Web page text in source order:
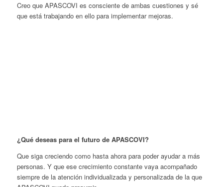
Creo que APASCOVI es consciente de ambas cuestiones y sé
que está trabajando en ello para implementar mejoras.
¿Qué deseas para el futuro de APASCOVI?
Que siga creciendo como hasta ahora para poder ayudar a más
personas. Y que ese crecimiento constante vaya acompañado
siempre de la atención individualizada y personalizada de la que